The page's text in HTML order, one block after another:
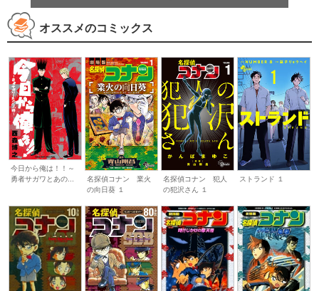
オススメのコミックス
今日から俺は！！～
勇者サガワとあの...
名探偵コナン 業火
の向日葵 １
名探偵コナン 犯人
の犯沢さん １
ストランド １